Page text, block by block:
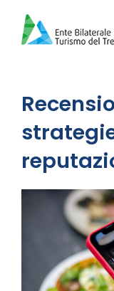
contenuto